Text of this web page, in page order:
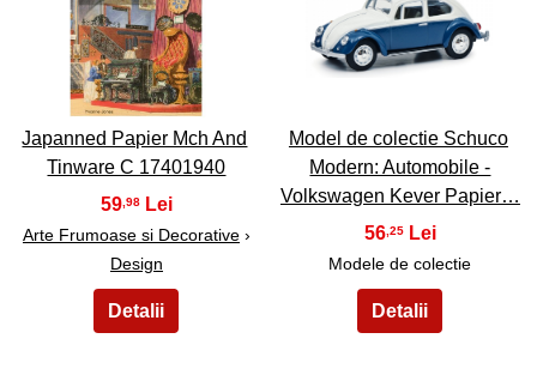
9
Japanned Papier Mch And
Tinware C 17401940
59,98
Arte Frumoase si Decorative›
Design
10
Model de colectie Schuco
Modern: Automobile -
Volkswagen Kever Papier…
56,25
Modele de colectie